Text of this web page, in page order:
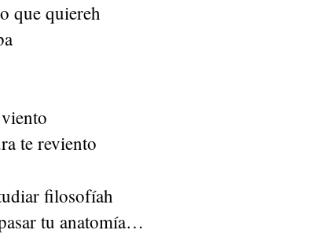
que quiereh
te reviento
filosofíah
tu anatomía…